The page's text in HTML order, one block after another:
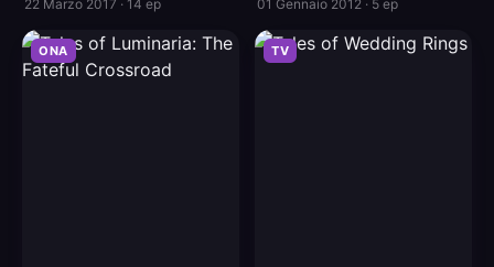
22 Marzo 2017 · 14 ep 01 Gennaio 2012 · 5 ep
ONA TV